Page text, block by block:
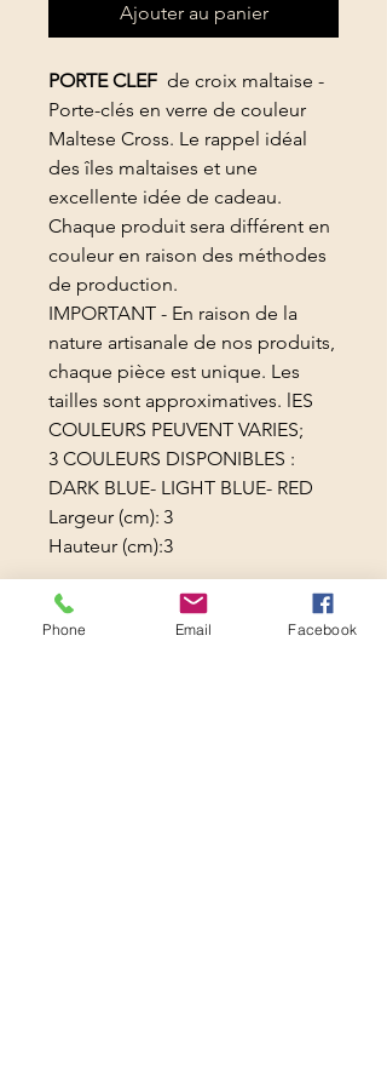
Ajouter au panier
PORTE CLEF de croix maltaise -
Porte-clés en verre de couleur
Maltese Cross. Le rappel idéal
des îles maltaises et une
excellente idée de cadeau.
Chaque produit sera différent en
couleur en raison des méthodes
de production.
IMPORTANT - En raison de la
nature artisanale de nos produits,
chaque pièce est unique. Les
tailles sont approximatives. lES
COULEURS PEUVENT VARIES;
3 COULEURS DISPONIBLES :
DARK BLUE- LIGHT BLUE- RED
Largeur (cm): 3
Hauteur (cm):3
Phone Email Facebook